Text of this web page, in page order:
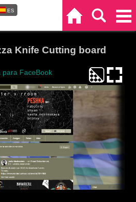
ES
Knife Cutting board
para FaceBook